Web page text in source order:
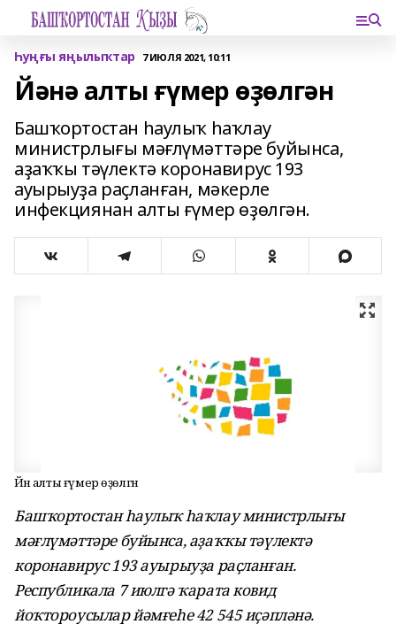
Һуңғы яңылыҡтар 7 ИЮЛЯ 2021, 10:11
Йәнә алты ғүмер өҙөлгән
Башҡортостан һаулыҡ һаҡлау
министрлығы мәғлүмәттәре буйынса,
аҙаҡҡы тәүлектә коронавирус 193
ауырыуҙа раҫланған, мәкерле
инфекциянан алты ғүмер өҙөлгән.
Йәнә алты ғүмер өҙөлгән
Башҡортостан һаулыҡ һаҡлау министрлығы
мәғлүмәттәре буйынса, аҙаҡҡы тәүлектә
коронавирус 193 ауырыуҙа раҫланған.
Республикала 7 июлгә ҡарата ковид
йоҡтороусылар йәмғеһе 42 545 иҫәпләнә.